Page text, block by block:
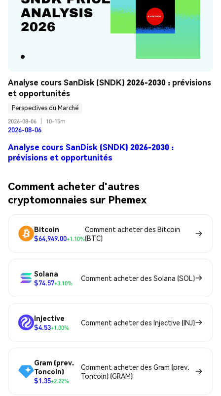
Analyse cours SanDisk (SNDK) 2026-2030 : prévisions
et opportunités
Perspectives du Marché
2026-08-06
10-15m
2026-08-06
Analyse cours SanDisk (SNDK) 2026-2030 :
prévisions et opportunités
Comment acheter d'autres
cryptomonnaies sur Phemex
Bitcoin
$64,949.00+1.10%
Comment acheter des Bitcoin
(BTC)
Solana
$74.57+3.10%
Comment acheter des Solana (SOL)
Injective
$4.53+1.00%
Comment acheter des Injective (INJ)
Gram (prev.
Toncoin)
$1.35+2.22%
Comment acheter des Gram (prev.
Toncoin) (GRAM)